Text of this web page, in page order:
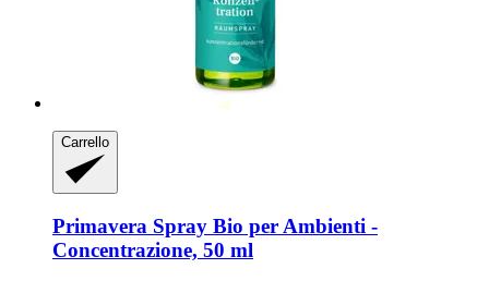
Carrello
Primavera Spray Bio per Ambienti -​
Concentrazione, 50 ml